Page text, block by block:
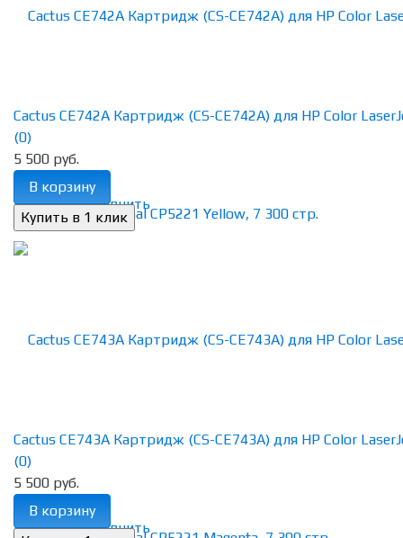
избранное сравнить
Cactus CE742A Картридж (CS-CE742A) для HP Color
(0)
5 500 руб.
В корзину
избранное сравнить
Cactus CE743A Картридж (CS-CE743A) для HP Color
(0)
5 500 руб.
В корзину